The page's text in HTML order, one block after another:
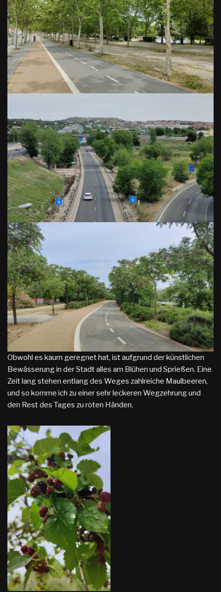
Obwohl es kaum geregnet hat, ist aufgrund der künstlichen
Bewässerung in der Stadt alles am Blühen und Sprießen. Eine
Zeit lang stehen entlang des Weges zahlreiche Maulbeeren,
und so komme ich zu einer sehr leckeren Wegzehrung und
den Rest des Tages zu roten Händen.